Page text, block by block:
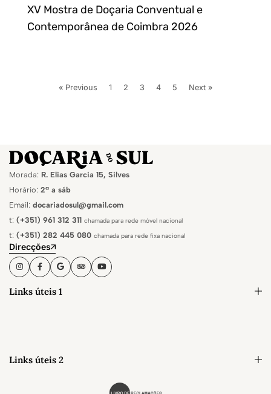
XV Mostra de Doçaria Conventual e
Contemporânea de Coimbra 2026
« Previous 1 2 3 4 5 Next »
Morada: R. Elias Garcia 15, Silves
Horário: 2ª a sáb
Email: docariadosul@gmail.com
t: (+351) 961 312 311 chamada para rede móvel nacional
t: (+351) 282 445 080 chamada para rede fixa nacional
Direcções
Links úteis 1
Links úteis 2